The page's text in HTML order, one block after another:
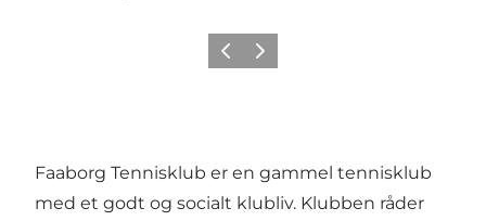
Forrige billede
Næste billede
Faaborg Tennisklub er en gammel tennisklub
med et godt og socialt klubliv. Klubben råder